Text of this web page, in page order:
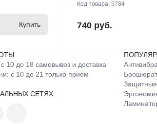
Купить
Код товара: 5784
740 руб.
10 до 18 самовывоз и доставка
с 10 до 21 только прием
СЕТЯХ:
Защитные